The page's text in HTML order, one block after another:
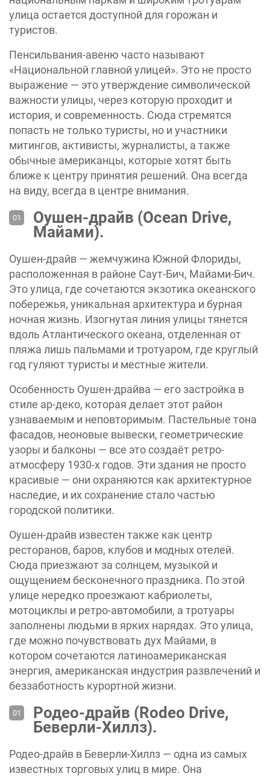
улица остается доступной для горожан и
туристов.
Пенсильвания-авеню часто называют
«Национальной главной улицей». Это не просто
выражение — это утверждение символической
важности улицы, через которую проходит и
история, и современность. Сюда стремятся
попасть не только туристы, но и участники
митингов, активисты, журналисты, а также
обычные американцы, которые хотят быть
ближе к центру принятия решений. Она всегда
на виду, всегда в центре внимания.
Оушен-драйв (Ocean Drive,
Майами).
Оушен-драйв — жемчужина Южной Флориды,
расположенная в районе Саут-Бич, Майами-Бич.
Это улица, где сочетаются экзотика океанского
побережья, уникальная архитектура и бурная
ночная жизнь. Изогнутая линия улицы тянется
вдоль Атлантического океана, отделенная от
пляжа лишь пальмами и тротуаром, где круглый
год гуляют туристы и местные жители.
Особенность Оушен-драйва — его застройка в
стиле ар-деко, которая делает этот район
узнаваемым и неповторимым. Пастельные тона
фасадов, неоновые вывески, геометрические
узоры и балконы — все это создаёт ретро-
атмосферу 1930-х годов. Эти здания не просто
красивые — они охраняются как архитектурное
наследие, и их сохранение стало частью
городской политики.
Оушен-драйв известен также как центр
ресторанов, баров, клубов и модных отелей.
Сюда приезжают за солнцем, музыкой и
ощущением бесконечного праздника. По этой
улице нередко проезжают кабриолеты,
мотоциклы и ретро-автомобили, а тротуары
заполнены людьми в ярких нарядах. Это улица,
где можно почувствовать дух Майами, в
котором сочетаются латиноамериканская
энергия, американская индустрия развлечений и
беззаботность курортной жизни.
Родео-драйв (Rodeo Drive,
Беверли-Хиллз).
Родео-драйв в Беверли-Хиллз — одна из самых
известных торговых улиц в мире. Она